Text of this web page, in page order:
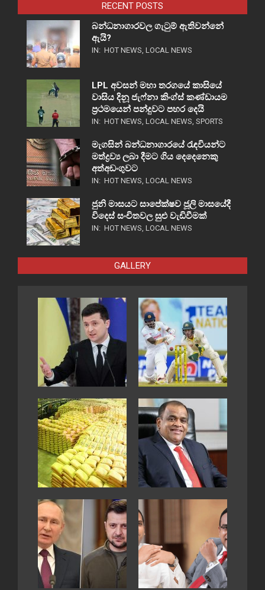
RECENT POSTS
බන්ධනාගාරවල ගැටුම් ඇතිවන්නේ
ඇයි?
IN: HOT NEWS LOCAL NEWS
LPL අවසන් මහා තරගයේ කාසියේ
වාසිය දිනූ ජැෆ්නා කිංග්ස් කණ්ඩායම
ප්‍රථමයෙන් පන්දුවට පහර දෙයි
IN: HOT NEWS LOCAL NEWS SPORTS
මැගසින් බන්ධනාගාරයේ රැඳවියන්ට
මත්ද්‍රව්‍ය ලබා දීමට ගිය දෙදෙනෙකු
අත්අඩංගුවට
IN: HOT NEWS LOCAL NEWS
ජුනි මාසයට සාපේක්ෂව ජූලි මාසයේදී
විදෙස් සංචිතවල සුළු වැඩිවීමක්
IN: HOT NEWS LOCAL NEWS
GALLERY